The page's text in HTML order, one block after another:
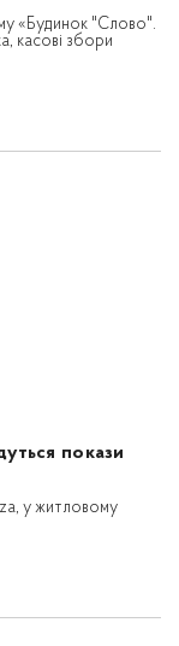
«Будинок "Слово".
касові збори
покази
у житловому